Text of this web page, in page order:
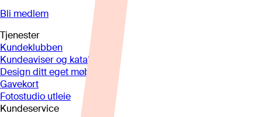
Bli medlem
Tjenester
Kundeklubben
Kundeaviser og kataloger
Design ditt eget møbel
Gavekort
Fotostudio utleie
Kundeservice